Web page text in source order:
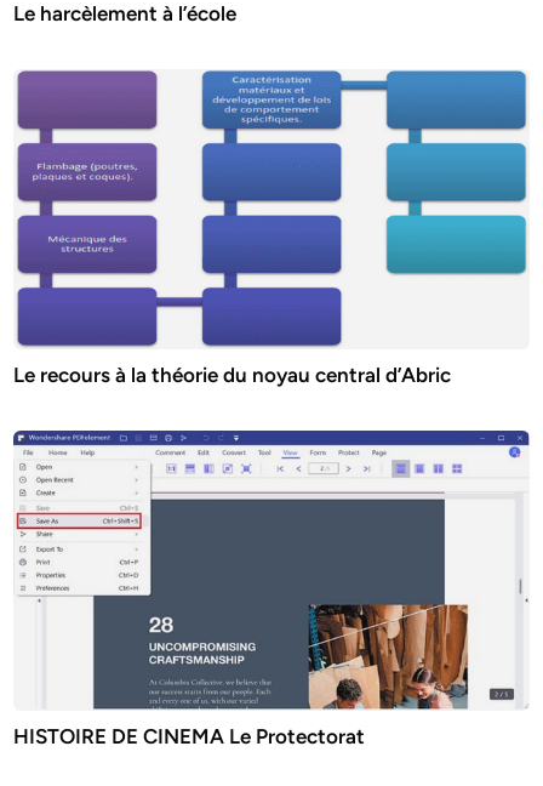
Le harcèlement à l’école
Le recours à la théorie du noyau central d’Abric
HISTOIRE DE CINEMA Le Protectorat